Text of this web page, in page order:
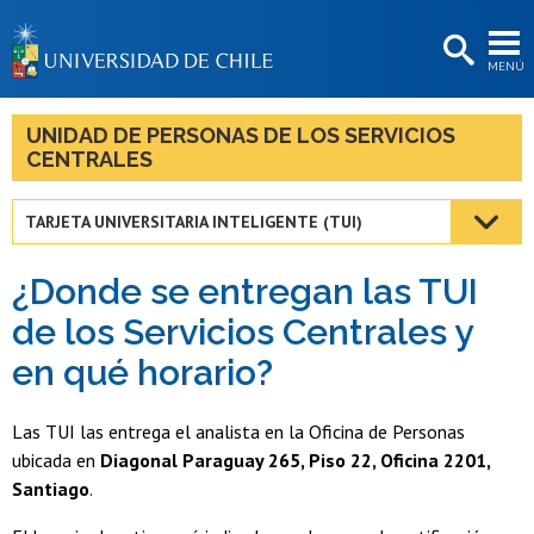
MENÚ
BIBLIOTECAS
LA UNIVERSIDAD
Estudiantes
Funcionarias/os
Egresadas/os
UNIDAD DE PERSONAS DE LOS SERVICIOS
CENTRALES
TARJETA UNIVERSITARIA INTELIGENTE (TUI)
¿Donde se entregan las TUI
de los Servicios Centrales y
en qué horario?
Las TUI las entrega el analista en la Oficina de Personas
ubicada en Diagonal Paraguay 265, Piso 22, Oficina 2201,
Santiago.